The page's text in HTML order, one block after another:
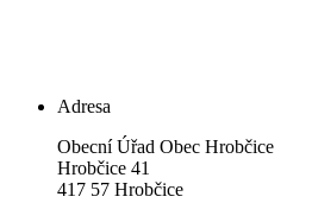
Adresa
Obecní Úřad Obec Hrobčice
Hrobčice 41
417 57 Hrobčice